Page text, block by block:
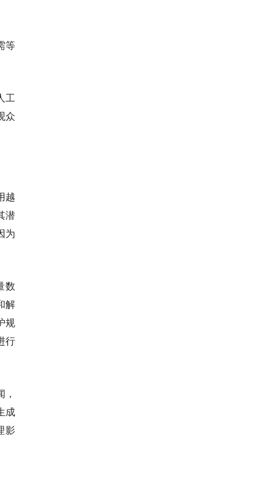
等
工
众
越
潜
为
数
解
规
行
成
影